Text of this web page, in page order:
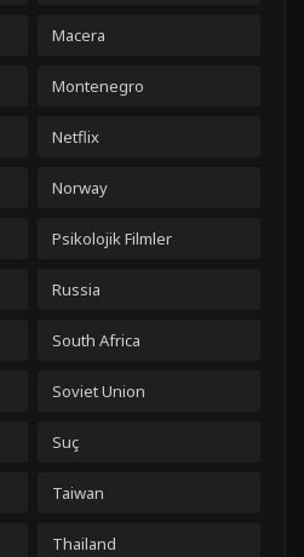
Macera
Montenegro
Netflix
Norway
Psikolojik Filmler
Russia
South Africa
Soviet Union
Suç
Taiwan
Thailand